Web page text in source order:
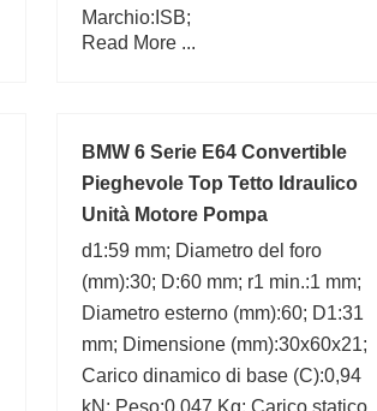
Marchio:ISB;
Read More ...
BMW 6 Serie E64 Convertible
Pieghevole Top Tetto Idraulico
Unità Motore Pompa
d1:59 mm; Diametro del foro
(mm):30; D:60 mm; r1 min.:1 mm;
Diametro esterno (mm):60; D1:31
mm; Dimensione (mm):30x60x21;
Carico dinamico di base (C):0,94
kN; Peso:0,047 Kg; Carico statico